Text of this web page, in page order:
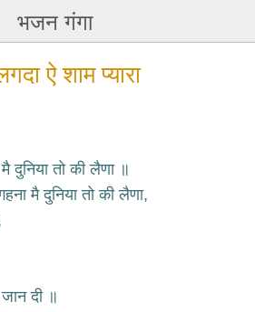
भजन गंगा
ऐ शाम प्यारा
दुनिया तो की लैणा ॥
मै दुनिया तो की लैणा,
दी ॥